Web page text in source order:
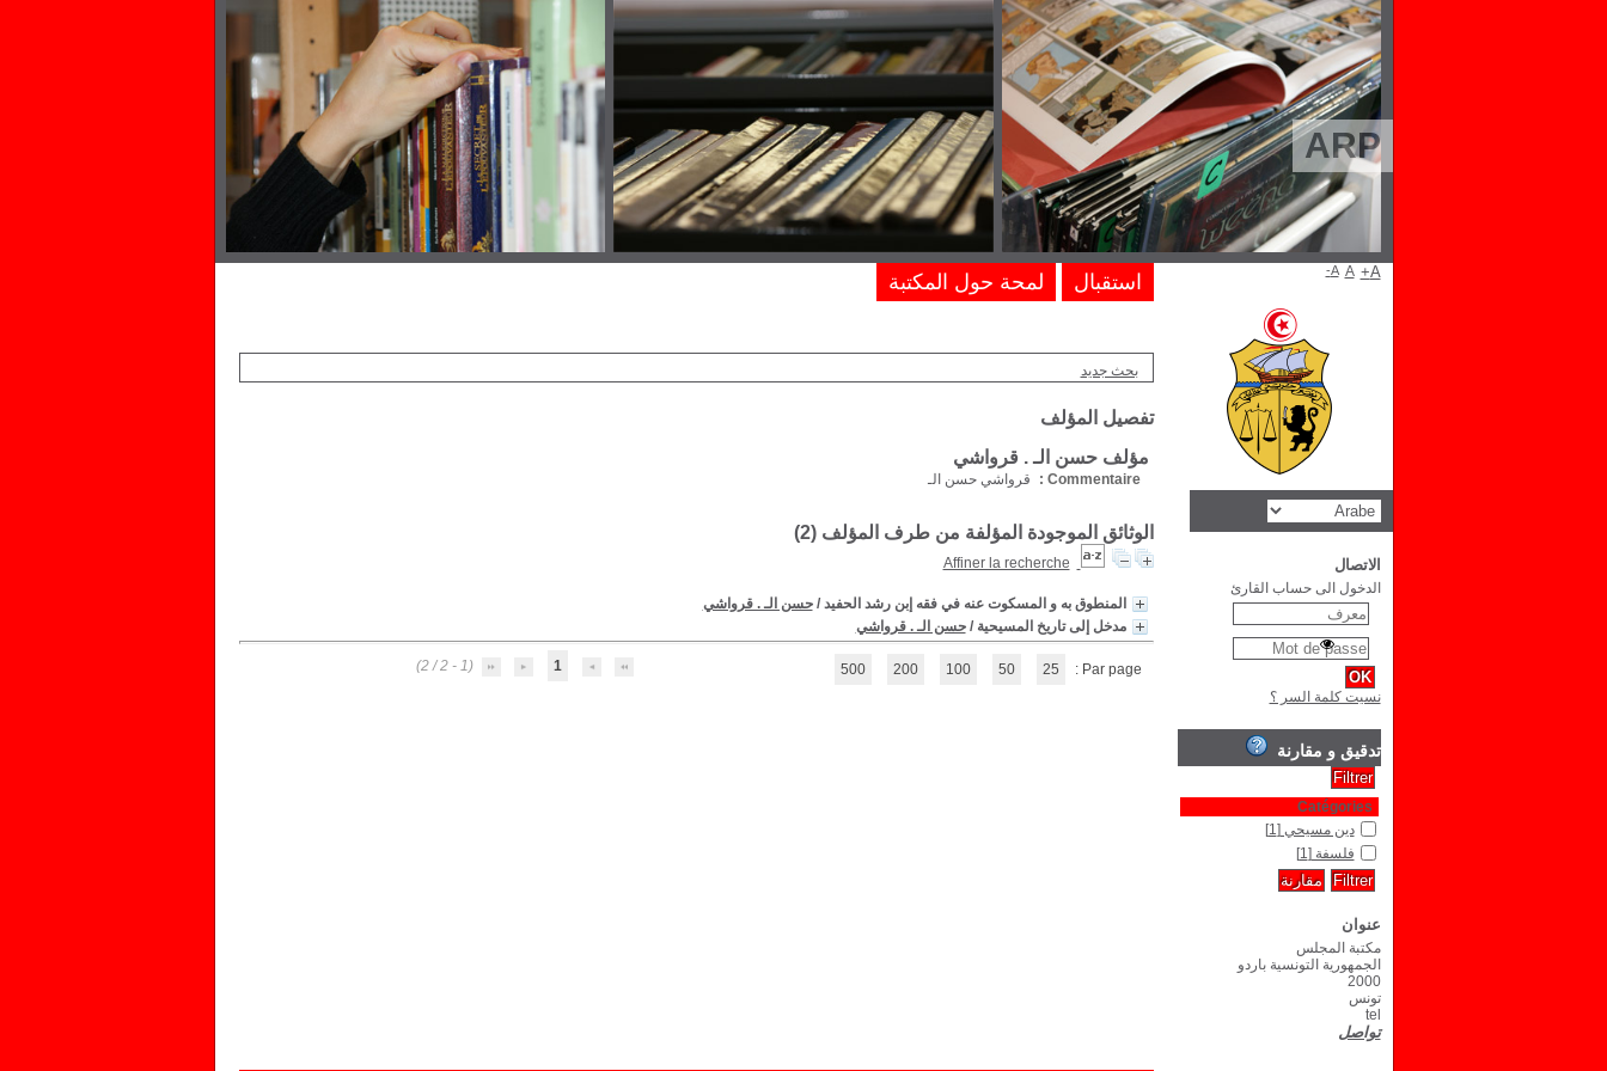
ARP
بحث جديد
تفصيل المؤلف
مؤلف حسن الـ . قرواشي
Commentaire : قرواشي حسن الـ
الوثائق الموجودة المؤلفة من طرف المؤلف (2
)
Affiner la recherche
المنطوق به و المسكوت عنه في فقه إبن رشد الحفيد /حسن الـ . قرواشي
مدخل إلى تاريخ المسيحية /حسن الـ . قرواشي
1
(1 - 2 / 2) Par page :
25
50
100
200
500
استقبال لمحة حول المكتبة A- A A+
الاتصال
الدخول الى حساب القارئ
نسيت كلمة السر ؟
تدقيق و مقارنة
Catégories
دين مسيحي [1]
فلسفة [1]
عنوان
مكتبة المجلس
الجمهورية التونسية باردو
2000
تونس
tel
تواصل